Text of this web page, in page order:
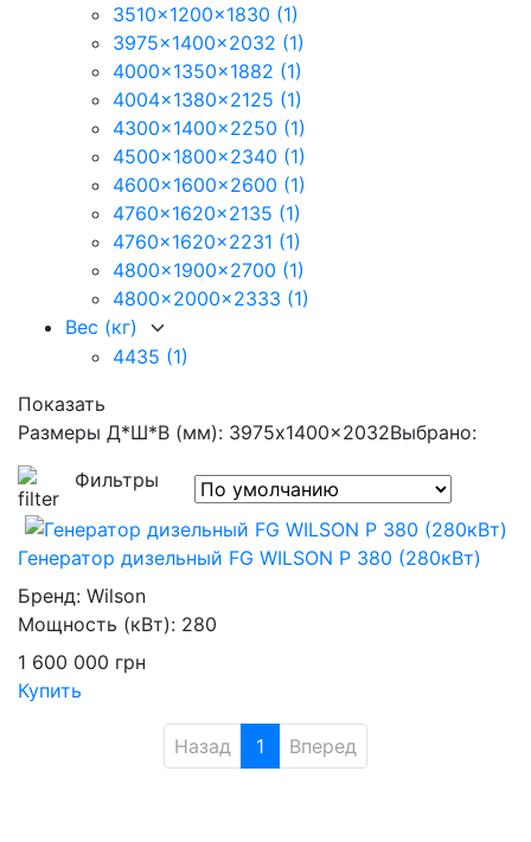
3510x1200x1830 (1)
3975x1400x2032 (1)
4000x1350x1882 (1)
4004x1380x2125 (1)
4300x1400x2250 (1)
4500x1800x2340 (1)
4600x1600x2600 (1)
4760x1620x2135 (1)
4760x1620x2231 (1)
4800x1900x2700 (1)
4800x2000x2333 (1)
Вес (кг)
4435 (1)
Показать
Размеры Д*Ш*В (мм): 3975x1400x2032Выбрано:
Фильтры
Генератор дизельный FG WILSON P 380 (280кВт)
Бренд: Wilson
Мощность (кВт): 280
1 600 000 грн
Купить
Назад 1 Вперед